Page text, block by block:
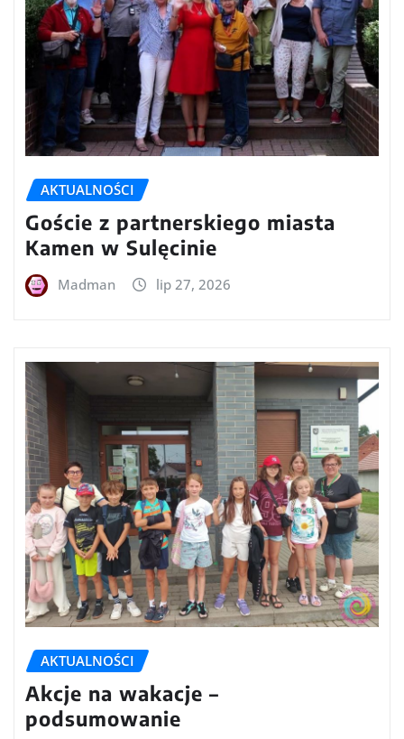
AKTUALNOŚCI
Goście z partnerskiego miasta
Kamen w Sulęcinie
Madman lip 27, 2026
AKTUALNOŚCI
Akcje na wakacje –
podsumowanie